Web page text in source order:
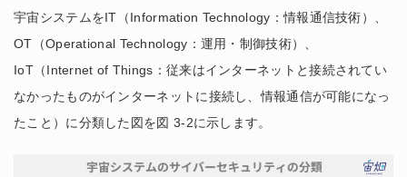
宇宙システムをIT（Information Technology：情報通信技術）、
OT（Operational Technology：運用・制御技術）、
IoT（Internet of Things：従来はインターネットと接続されてい
なかったものがインターネットに接続し、情報通信が可能になっ
たこと）に分類した図を図 3-2に示します。